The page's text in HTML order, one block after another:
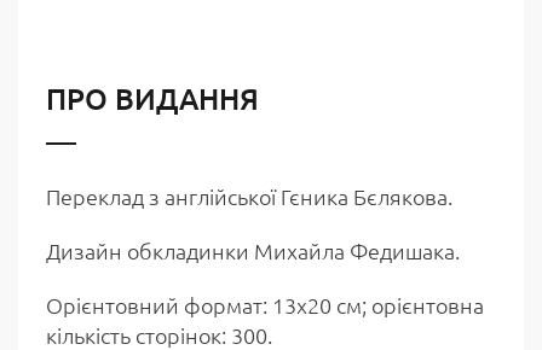
ПРО ВИДАННЯ
Переклад з англійської Гєника Бєлякова.
Дизайн обкладинки Михайла Федишака.
Орієнтовний формат: 13х20 см; орієнтовна
кількість сторінок: 300.